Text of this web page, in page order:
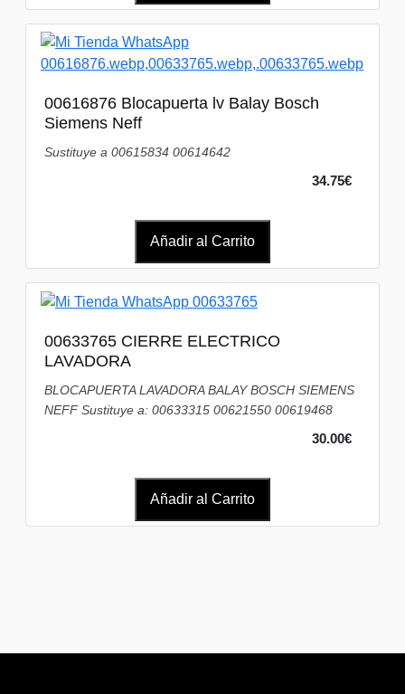
00616876 Blocapuerta lv Balay Bosch
Siemens Neff
Sustituye a 00615834 00614642
34.75€
Añadir al Carrito
00633765 CIERRE ELECTRICO
LAVADORA
BLOCAPUERTA LAVADORA BALAY BOSCH SIEMENS
NEFF Sustituye a: 00633315 00621550 00619468
30.00€
Añadir al Carrito